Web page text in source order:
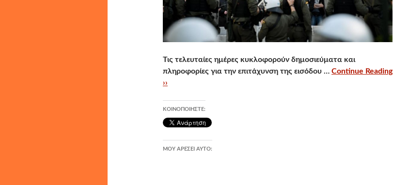
Τις τελευταίες ημέρες κυκλοφορούν δημοσιεύματα και
πληροφορίες για την επιτάχυνση της εισόδου … Continue Reading
››
ΚΟΙΝΟΠΟΙΉΣΤΕ:
ΜΟΥ ΑΡΈΣΕΙ ΑΥΤΌ: